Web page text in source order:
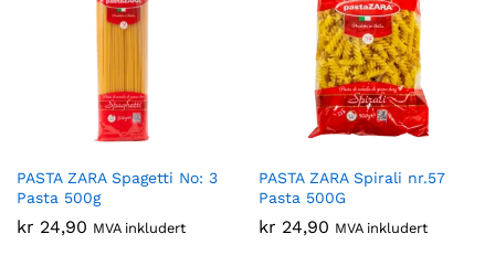
PASTA ZARA Spagetti No: 3
Pasta 500g
kr 24,90 MVA inkludert
PASTA ZARA Spirali nr.57
Pasta 500G
kr 24,90 MVA inkludert